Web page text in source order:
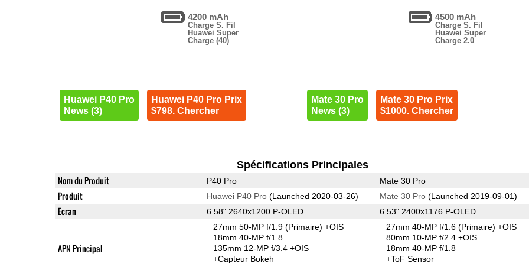
4200 mAh
Charge S. Fil
Huawei Super
Charge (40)
Huawei P40 Pro
News (3)
Huawei P40 Pro Prix
$798. Chercher
4500 mAh
Charge S. Fil
Huawei Super
Charge 2.0
Mate 30 Pro
News (3)
Mate 30 Pro Prix
$1000. Chercher
Spécifications Principales
Nom du Produit P40 Pro Mate 30 Pro
Produit Huawei P40 Pro(Launched 2020-03-26) Mate 30 Pro(Launched 2019-09-01)
Ecran 6.58" 2640x1200 P-OLED 6.53" 2400x1176 P-OLED
APN Principal
27mm 50-MP f/1.9(Primaire) +OIS
18mm 40-MP f/1.8
135mm 12-MP f/3.4 +OIS
+Capteur Bokeh
27mm 40-MP f/1.6(Primaire) +OIS
80mm 10-MP f/2.4 +OIS
18mm 40-MP f/1.8
+ToF Sensor